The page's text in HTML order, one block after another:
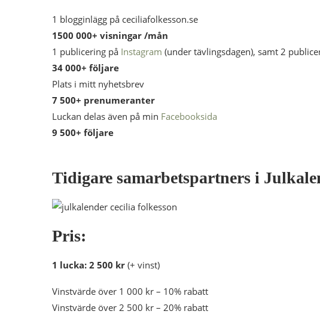
1 blogginlägg på ceciliafolkesson.se
1500 000+ visningar /mån
1 publicering på Instagram (under tävlingsdagen), samt 2
34 000+ följare
Plats i mitt nyhetsbrev
7 500+ prenumeranter
Luckan delas även på min Facebooksida
9 500+ följare
Tidigare samarbetspartners i
Pris:
1 lucka: 2 500 kr (+ vinst)
Vinstvärde över 1 000 kr – 10% rabatt
Vinstvärde över 2 500 kr – 20% rabatt